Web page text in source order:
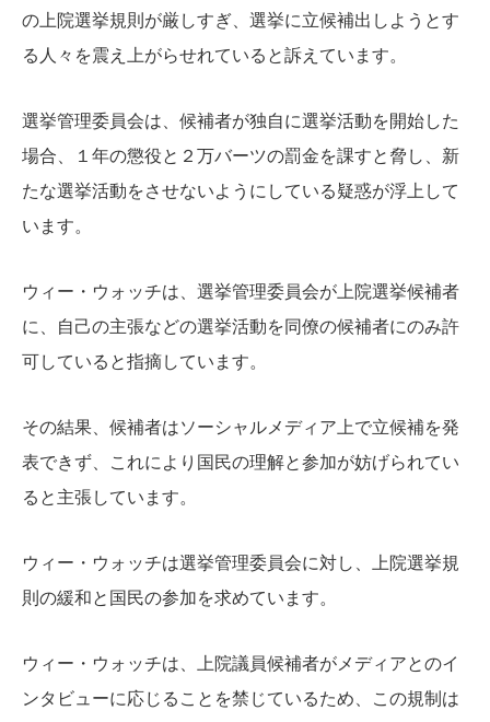
の上院選挙規則が厳しすぎ、選挙に立候補出しようとす
る人々を震え上がらせれていると訴えています。
選挙管理委員会は、候補者が独自に選挙活動を開始した
場合、１年の懲役と２万バーツの罰金を課すと脅し、新
たな選挙活動をさせないようにしている疑惑が浮上して
います。
ウィー・ウォッチは、選挙管理委員会が上院選挙候補者
に、自己の主張などの選挙活動を同僚の候補者にのみ許
可していると指摘しています。
その結果、候補者はソーシャルメディア上で立候補を発
表できず、これにより国民の理解と参加が妨げられてい
ると主張しています。
ウィー・ウォッチは選挙管理委員会に対し、上院選挙規
則の緩和と国民の参加を求めています。
ウィー・ウォッチは、上院議員候補者がメディアとのイ
ンタビューに応じることを禁じているため、この規制は